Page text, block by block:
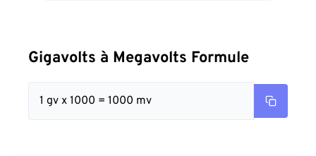
Gigavolts à Megavolts Formule
1 gv x 1000 = 1000 mv